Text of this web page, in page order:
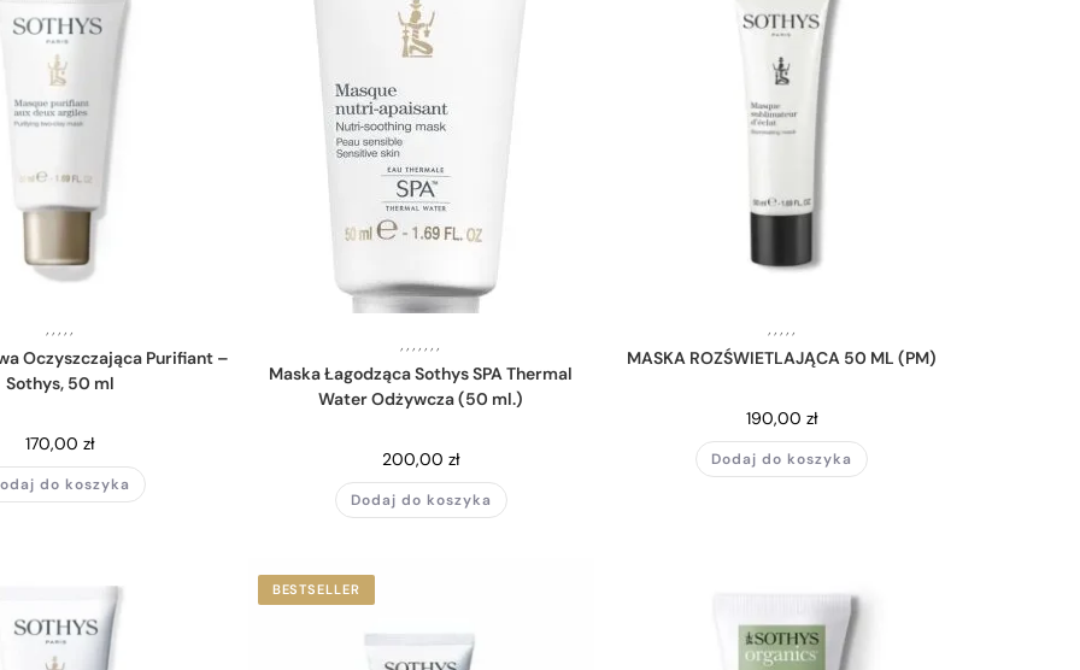
,,,,,
Oczyszczająca Purifiant –
Sothys, 50 ml
170,00 zł
do koszyka
,,,,,,,
Maska Łagodząca Sothys SPA Thermal
Water Odżywcza (50 ml.)
200,00 zł
Dodaj do koszyka
,,,,,
MASKA ROZŚWIETLAJĄCA 50 ML (PM)
190,00 zł
Dodaj do koszyka
BESTSELLER